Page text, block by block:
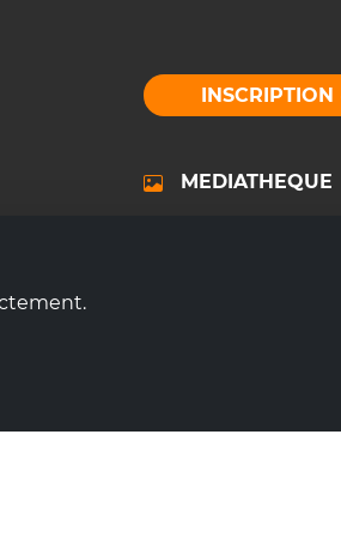
INSCRIPTION
MEDIATHEQUE